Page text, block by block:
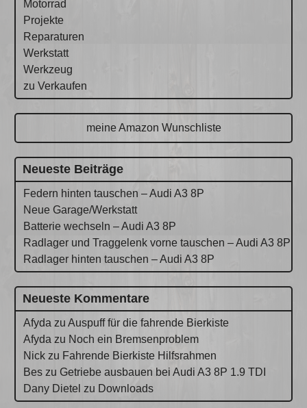
Motorrad
Projekte
Reparaturen
Werkstatt
Werkzeug
zu Verkaufen
meine Amazon Wunschliste
Neueste Beiträge
Federn hinten tauschen – Audi A3 8P
Neue Garage/Werkstatt
Batterie wechseln – Audi A3 8P
Radlager und Traggelenk vorne tauschen – Audi A3 8P
Radlager hinten tauschen – Audi A3 8P
Neueste Kommentare
Afyda zuAuspuff für die fahrende Bierkiste
Afyda zu Noch ein Bremsenproblem
Nick zu Fahrende Bierkiste Hilfsrahmen
Bes zuGetriebe ausbauen bei Audi A3 8P 1.9 TDI
Dany Dietel zu Downloads